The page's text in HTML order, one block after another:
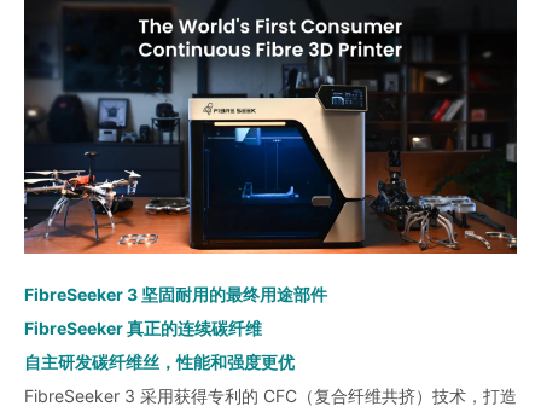
FibreSeeker 3 坚固耐用的最终用途部件
FibreSeeker 真正的连续碳纤维
自主研发碳纤维丝，性能和强度更优
FibreSeeker 3 采用获得专利的 CFC（复合纤维共挤）技术，打造